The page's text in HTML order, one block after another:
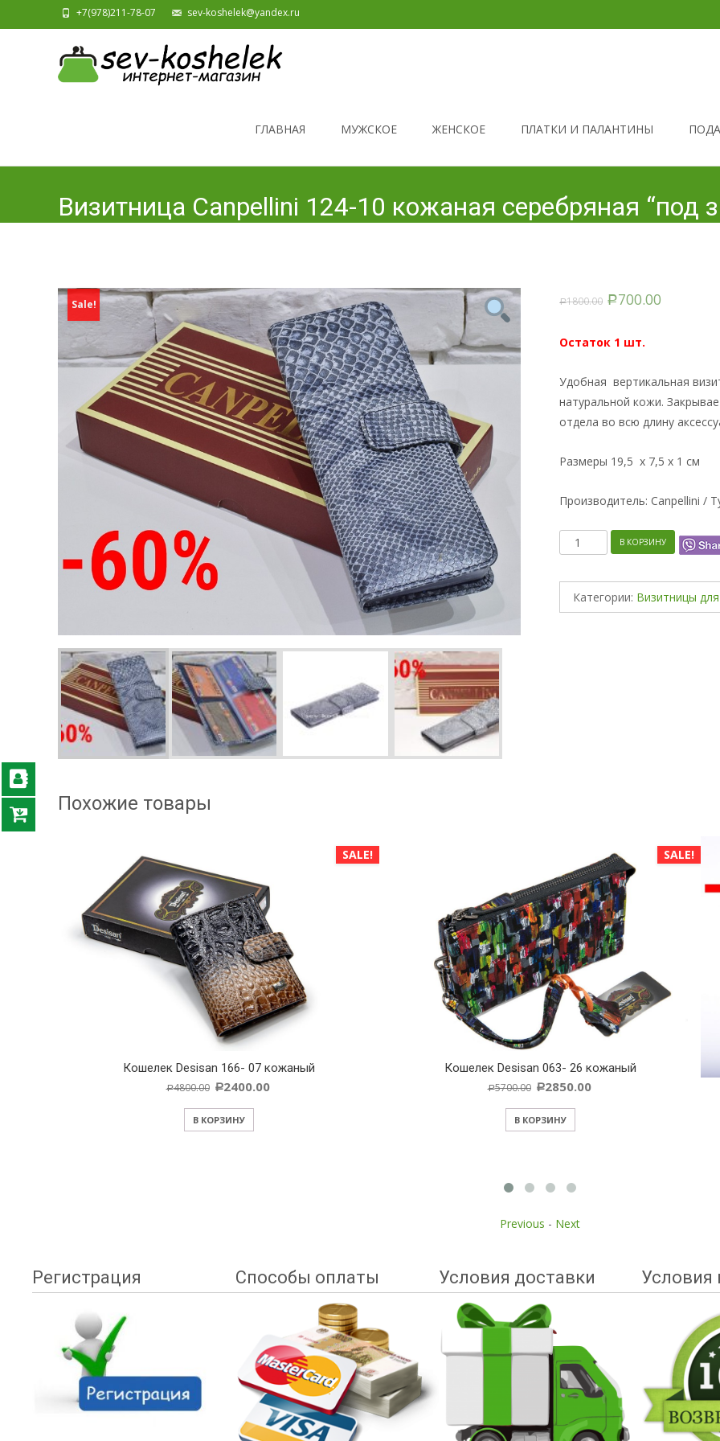
+7(978)211-78-07 sev-koshelek@yandex.ru
ГЛАВНАЯ
МУЖСКОЕ ЖЕНСКОЕ ПЛАТКИ И ПАЛАНТИНЫ
Визитница Canpellini 124-10 кожаная серебряная “под
Sale! Р1800.00 Р700.00
Остаток 1 шт.
Удобная вертикальная
натуральной кожи.
отдела во всю длину
Размеры 19,5 x 7,5 x 1 см
Производитель: Canpellini /
КоличествоВ КОРЗИНУ
Категории: Визитницы
Похожие товары
SALE!
Кошелек Desisan 166- 07 кожаный
Р4800.00 Р2400.00
В КОРЗИНУ
SALE!
Кошелек Desisan 063- 26 кожаный
Р5700.00 Р2850.00
В КОРЗИНУ
Previous - Next
Регистрация Способы оплаты Условия доставки Условия